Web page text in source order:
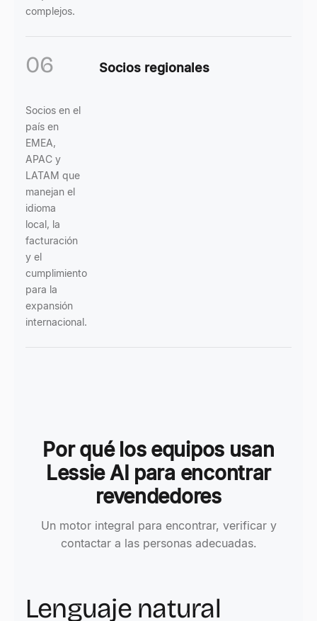
complejos.
06 Socios regionales
Socios en el
país en
EMEA,
APAC y
LATAM que
manejan el
idioma
local, la
facturación
y el
cumplimiento
para la
expansión
internacional.
Por qué los equipos usan
Lessie AI para encontrar
revendedores
Un motor integral para encontrar, verificar y
contactar a las personas adecuadas.
Lenguaje natural